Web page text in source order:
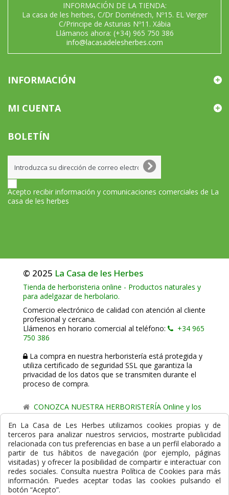
INFORMACIÓN DE LA TIENDA:
La casa de les herbes, C/Dr Doménech, Nº15. EL Verger
C/Principe de Asturias Nº11. Xábia
Llámanos ahora: (+34) 965 750 386
info@lacasadelesherbes.com
INFORMACIÓN
MI CUENTA
BOLETÍN
Acepto recibir información y comunicaciones comerciales de La
casa de les herbes
© 2025 La Casa de les Herbes
Tienda de herboristeria online - Productos naturales y
para adelgazar de herbolario.
Comercio electrónico de calidad con atención al cliente
profesional y cercana.
Llámenos en horario comercial al teléfono:
+34 965
750 386
La compra en nuestra herboristería está protegida y
utiliza certificado de seguridad SSL que garantiza la
privacidad de los datos que se transmiten durante el
proceso de compra.
CONOZCA NUESTRA HERBORISTERÍA Online y los
comercio de proximidad de La Casa de les Herbes.
Powered byGesdi.com E-Commerce - Tiendas online
profesionales y seguras
Formas de Pago
En La Casa de Les Herbes utilizamos cookies propias y de
terceros para analizar nuestros servicios, mostrarte publicidad
relacionada con tus preferencias en base a un perfil elaborado a
partir de tus hábitos de navegación (por ejemplo, páginas
visitadas) y ofrecer la posibilidad de compartir e interactuar con
redes sociales. Consulta nuestra Política de Cookies para más
información. Puedes aceptar todas las cookies pulsando el
botón “Acepto”.